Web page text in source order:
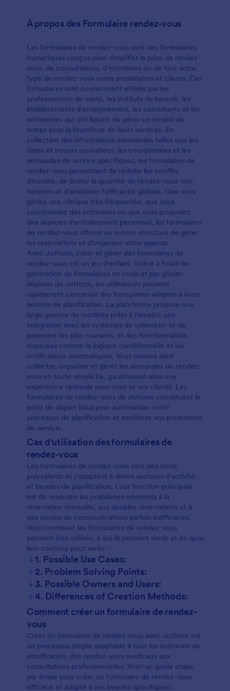
données sont stockées de manière sécurisée tout
en restant facilement accessibles sur tous vos
optométriste, podologue ou pédiatre, vous pouvez
personnaliser en quelques minutes et gratuitement
ce formulaire de prise de rendez-vous médical pour
l'adapter à votre cabinet. Modifiez l'image d'arrière-
plan, ajoutez votre logo ou choisissez parmi plus de
300 widgets et 130 applications tierces pour
étendre les fonctionnalités du formulaire. Vous
pouvez même l'intégrer à Google Agenda afin que
les rendez-vous soient automatiquement ajoutés à
votre calendrier. En numérisant la gestion des
rendez-vous de votre établissement grâce à ce
formulaire de prise de rendez-vous médical gratuit,
vous pouvez recueillir et gérer facilement un grand
nombre de demandes de rendez-vous, tout en
offrant une expérience aussi simple que possible à
vos patients.
À propos des Formulaire rendez-vous
Les formulaires de rendez-vous sont des formulaires
numériques conçus pour simplifier la prise de rendez-
vous, de consultations, d'entretiens ou de tout autre
type de rendez-vous entre prestataires et clients. Ces
formulaires sont couramment utilisés par les
professionnels de santé, les instituts de beauté, les
établissements d'enseignement, les consultants et les
entreprises qui ont besoin de gérer un emploi du
temps pour la fourniture de leurs services. En
collectant des informations essentielles telles que les
dates et heures souhaitées, les coordonnées et les
demandes de service spécifiques, les formulaires de
rendez-vous permettent de réduire les conflits
d'horaire, de limiter la quantité de rendez-vous non-
honorés et d'améliorer l'efficacité globale. Que vous
gériez une clinique très fréquentée, que vous
coordonniez des entretiens ou que vous proposiez
des séances d'entraînement personnel, les formulaires
de rendez-vous offrent un moyen structuré de gérer
les réservations et d'organiser votre agenda.
Avec Jotform, créer et gérer des formulaires de
rendez-vous est un jeu d'enfant. Grâce à l'outil de
génération de formulaires no code et par glisser-
déposer de Jotform, les utilisateurs peuvent
rapidement concevoir des formulaires adaptés à leurs
besoins de planification. La plateforme propose une
large gamme de modèles prêts à l'emploi, une
intégration avec les systèmes de calendrier et de
paiement les plus courants, et des fonctionnalités
avancées comme la logique conditionnelle et les
notifications automatiques. Vous pouvez ainsi
collecter, organiser et gérer les demandes de rendez-
vous en toute simplicité, garantissant ainsi une
expérience optimale pour vous et vos clients. Les
formulaires de rendez-vous de Jotform constituent le
point de départ idéal pour automatiser votre
processus de planification et améliorer vos prestations
de service.
Cas d'utilisation des formulaires de
rendez-vous
Les formulaires de rendez-vous sont des outils
polyvalents et s'adaptent à divers secteurs d'activité
et besoins de planification. Leur fonction principale
est de résoudre les problèmes inhérents à la
réservation manuelle, aux doubles réservations et à
des modes de communications parfois inefficaces.
Voici comment les formulaires de rendez-vous
peuvent être utilisés, à qui ils peuvent servir et en quoi
leur contenu peut varier :
+1. Possible Use Cases:
+2. Problem Solving Points:
+3. Possible Owners and Users:
+4. Differences of Creation Methods:
Rendez-vous médicaux :
Réservations en salon ou institut :
Comment créer un formulaire de rendez-
vous
Créer un formulaire de rendez-vous avec Jotform est
un processus simple adaptable à tous les scénarios de
planification, des rendez-vous médicaux aux
consultations professionnelles. Voici un guide étape
par étape pour créer un formulaire de rendez-vous
efficace et adapté à vos besoins spécifiques :